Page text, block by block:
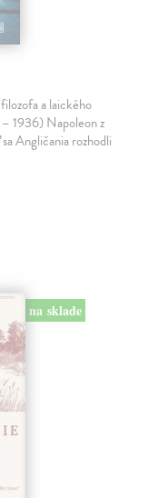
a laického
1936) Napoleon z
Angličania rozhodli
na sklade